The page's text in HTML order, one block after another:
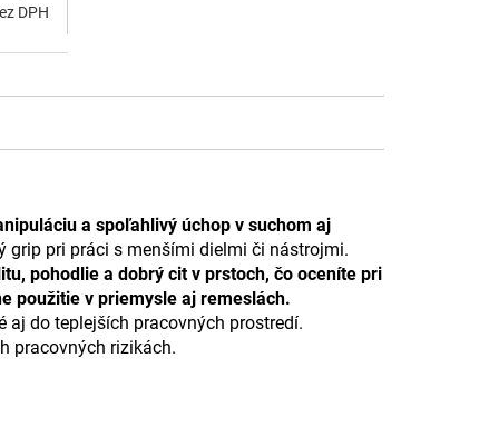
DPH
a spoľahlivý úchop v suchom aj
pri práci s menšími dielmi či nástrojmi.
pohodlie a dobrý cit v prstoch, čo oceníte pri
použitie v priemysle aj remeslách.
aj do teplejších pracovných prostredí.
pracovných rizikách.